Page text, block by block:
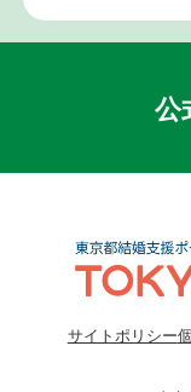
公
サイトポリシー